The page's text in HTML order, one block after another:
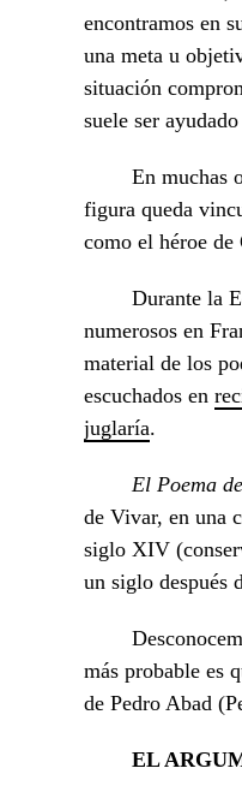
encontramos en
una meta u
situación
suele ser
En muchas
figura queda
como el héroe de
Durante la
numerosos en
material de los
escuchados en
juglaría.
El Poema
de Vivar, en una
siglo XIV
un siglo después
más probable es
de Pedro Abad
EL